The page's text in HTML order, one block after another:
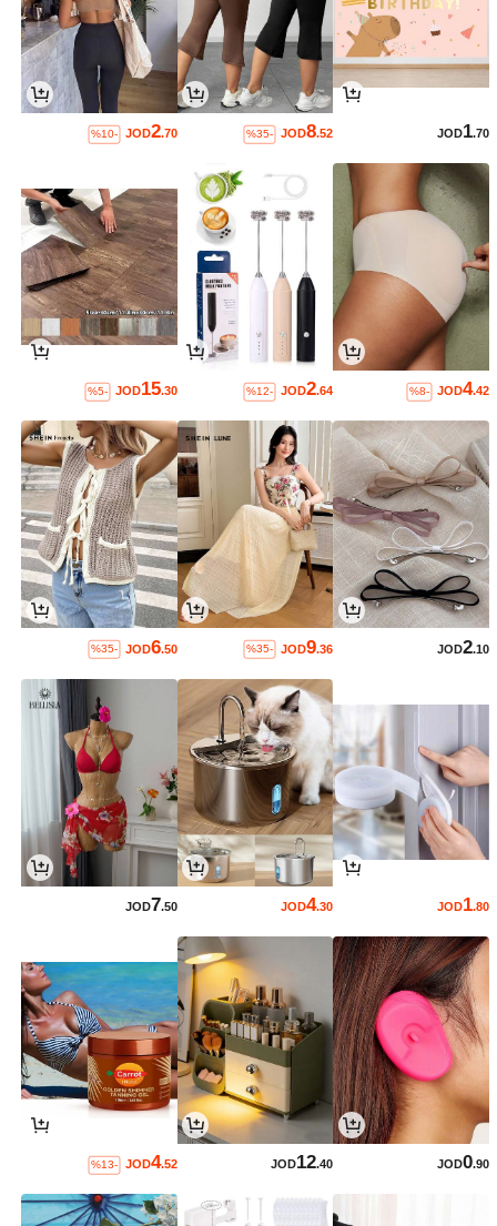
JOD1.70
JOD8.52
%35-
JOD2.70
%10-
JOD4.42
%8-
JOD2.64
%12-
JOD15.30
%5-
JOD2.10
JOD9.36
%35-
JOD6.50
%35-
JOD1.80
JOD4.30
JOD7.50
JOD0.90
JOD12.40
JOD4.52
%13-